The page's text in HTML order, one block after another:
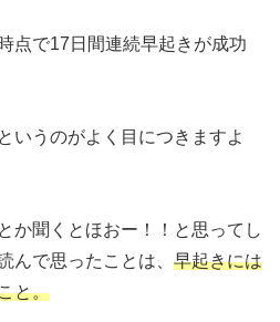
点で17日間連続早起きが成功
いうのがよく目につきますよ
か聞くとほおー！！と思ってし
んで思ったことは、 早起きには
と。